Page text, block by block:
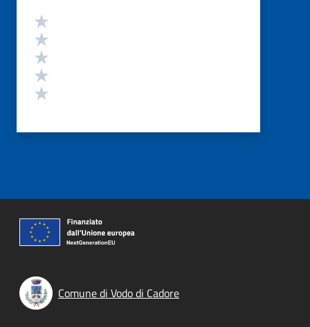
Valutazione
Comune di Vodo di Cadore